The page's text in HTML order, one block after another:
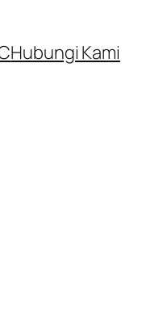
Hubungi Kami